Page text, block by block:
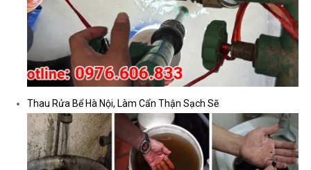
Thau Rửa Bể Hà Nội, Làm Cẩn Thận Sạch Sẽ